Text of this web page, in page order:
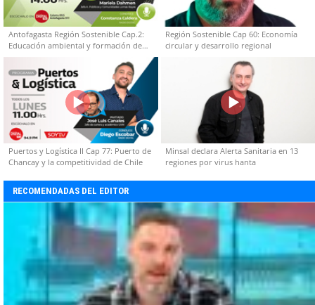
Antofagasta Región Sostenible Cap.2:
Educación ambiental y formación de
capacidades técnicas
Región Sostenible Cap 60: Economía
circular y desarrollo regional
Puertos y Logística II Cap 77: Puerto de
Chancay y la competitividad de Chile
Minsal declara Alerta Sanitaria en 13
regiones por virus hanta
RECOMENDADAS DEL EDITOR